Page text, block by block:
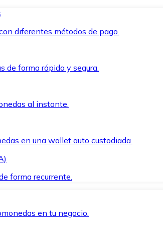
diferentes métodos de pago.
de forma rápida y segura.
al instante.
en una wallet auto custodiada.
forma recurrente.
en tu negocio.